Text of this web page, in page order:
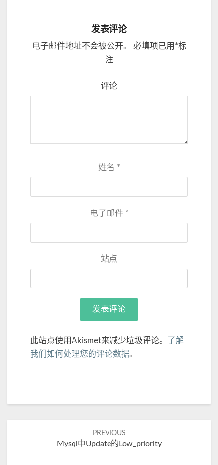
发表评论
电子邮件地址不会被公开。 必填项已用 *标
注
评论
姓名 *
电子邮件 *
站点
此站点使用Akismet来减少垃圾评论。
了解
我们如何处理您的评论数据。
PREVIOUS
Mysql中update的low_priority